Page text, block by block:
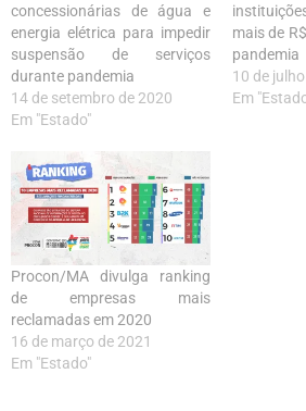
concessionárias de água e
energia elétrica para impedir
suspensão de serviços
durante pandemia
14 de setembro de 2020
Em "Estado"
mais de
pandemia
10 de
Em
Procon/MA divulga ranking
de empresas mais
reclamadas em 2020
16 de março de 2021
Em "Estado"